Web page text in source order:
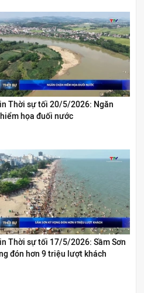
Thời sự tối 20/5/2026: Ngăn
họa đuối nước
Thời sự tối 17/5/2026: Sầm Sơn
đón hơn 9 triệu lượt khách